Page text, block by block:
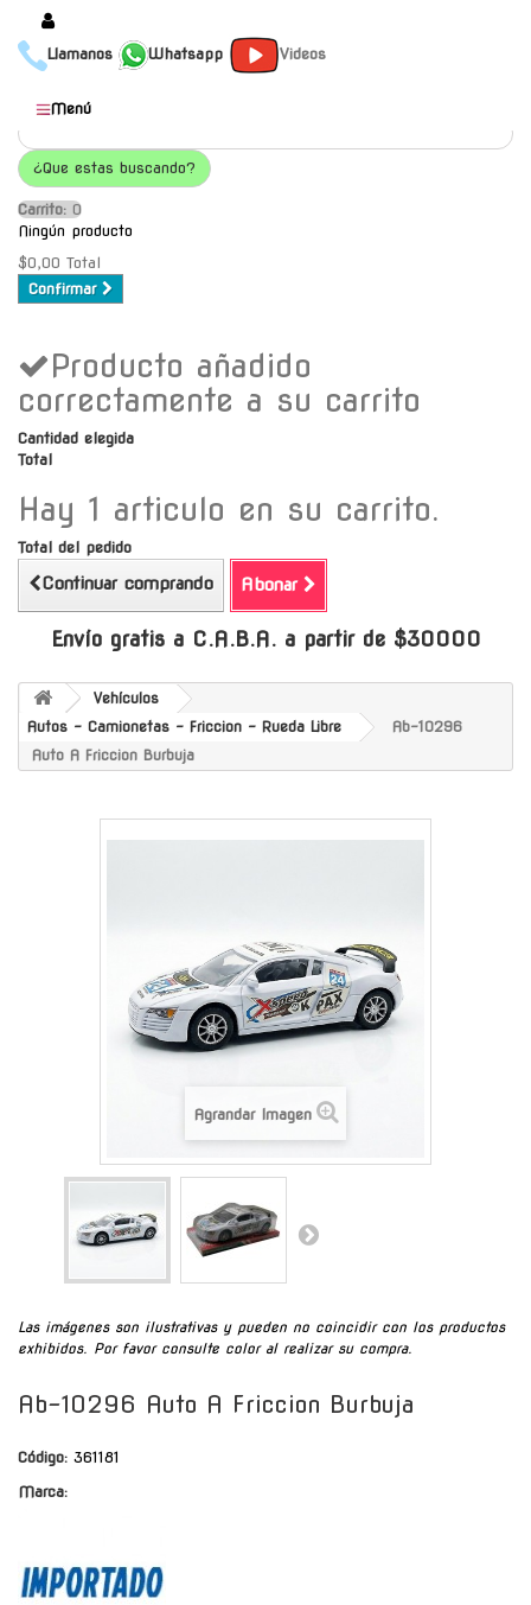
Llamanos Whatsapp Videos
Productos
Populares
Categorías
Marcas
Mayoristas
Contacto
Envío gratis a C.A.B.A. a
partir de $30000
Menú
¿Que estas buscando?
Carrito: O
Ningún producto
$0,00 Total
Confirmar
Producto añadido
correctamente a su carrito
Cantidad elegida
Total
Hay 1 articulo en su carrito.
Total del pedido
Continuar comprando Abonar
Envío gratis a C.A.B.A. a partir de $30000
Vehículos
Autos - Camionetas - Friccion - Rueda Libre
Ab-10296
Auto A Friccion Burbuja
Agrandar Imagen
Las imágenes son ilustrativas y pueden no coincidir con los productos
exhibidos. Por favor consulte color al realizar su compra.
Ab-10296 Auto A Friccion Burbuja
Código: 361181
Marca: